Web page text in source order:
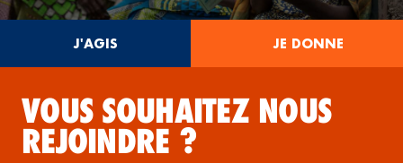
J'AGIS JE DONNE
VOUS SOUHAITEZ NOUS
REJOINDRE ?